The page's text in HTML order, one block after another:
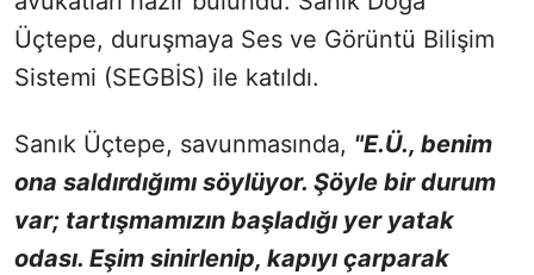
Üçtepe, duruşmaya Ses ve Görüntü Bilişim
Sistemi (SEGBİS) ile katıldı.
Sanık Üçtepe, savunmasında, "E.Ü., benim
ona saldırdığımı söylüyor. Şöyle bir durum
var; tartışmamızın başladığı yer yatak
odası. Eşim sinirlenip, kapıyı çarparak